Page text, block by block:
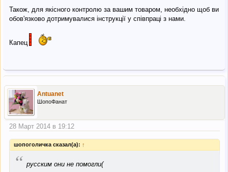
Також, для якісного контролю за вашим товаром, необхідно щоб ви
обов'язково дотримувалися інструкції у співпраці з нами.
Капец
Antuanet
ШопоФанат
28 Март 2014 в 19:12
шопоголичка сказал(а): ↑
“ русским они не помогли(